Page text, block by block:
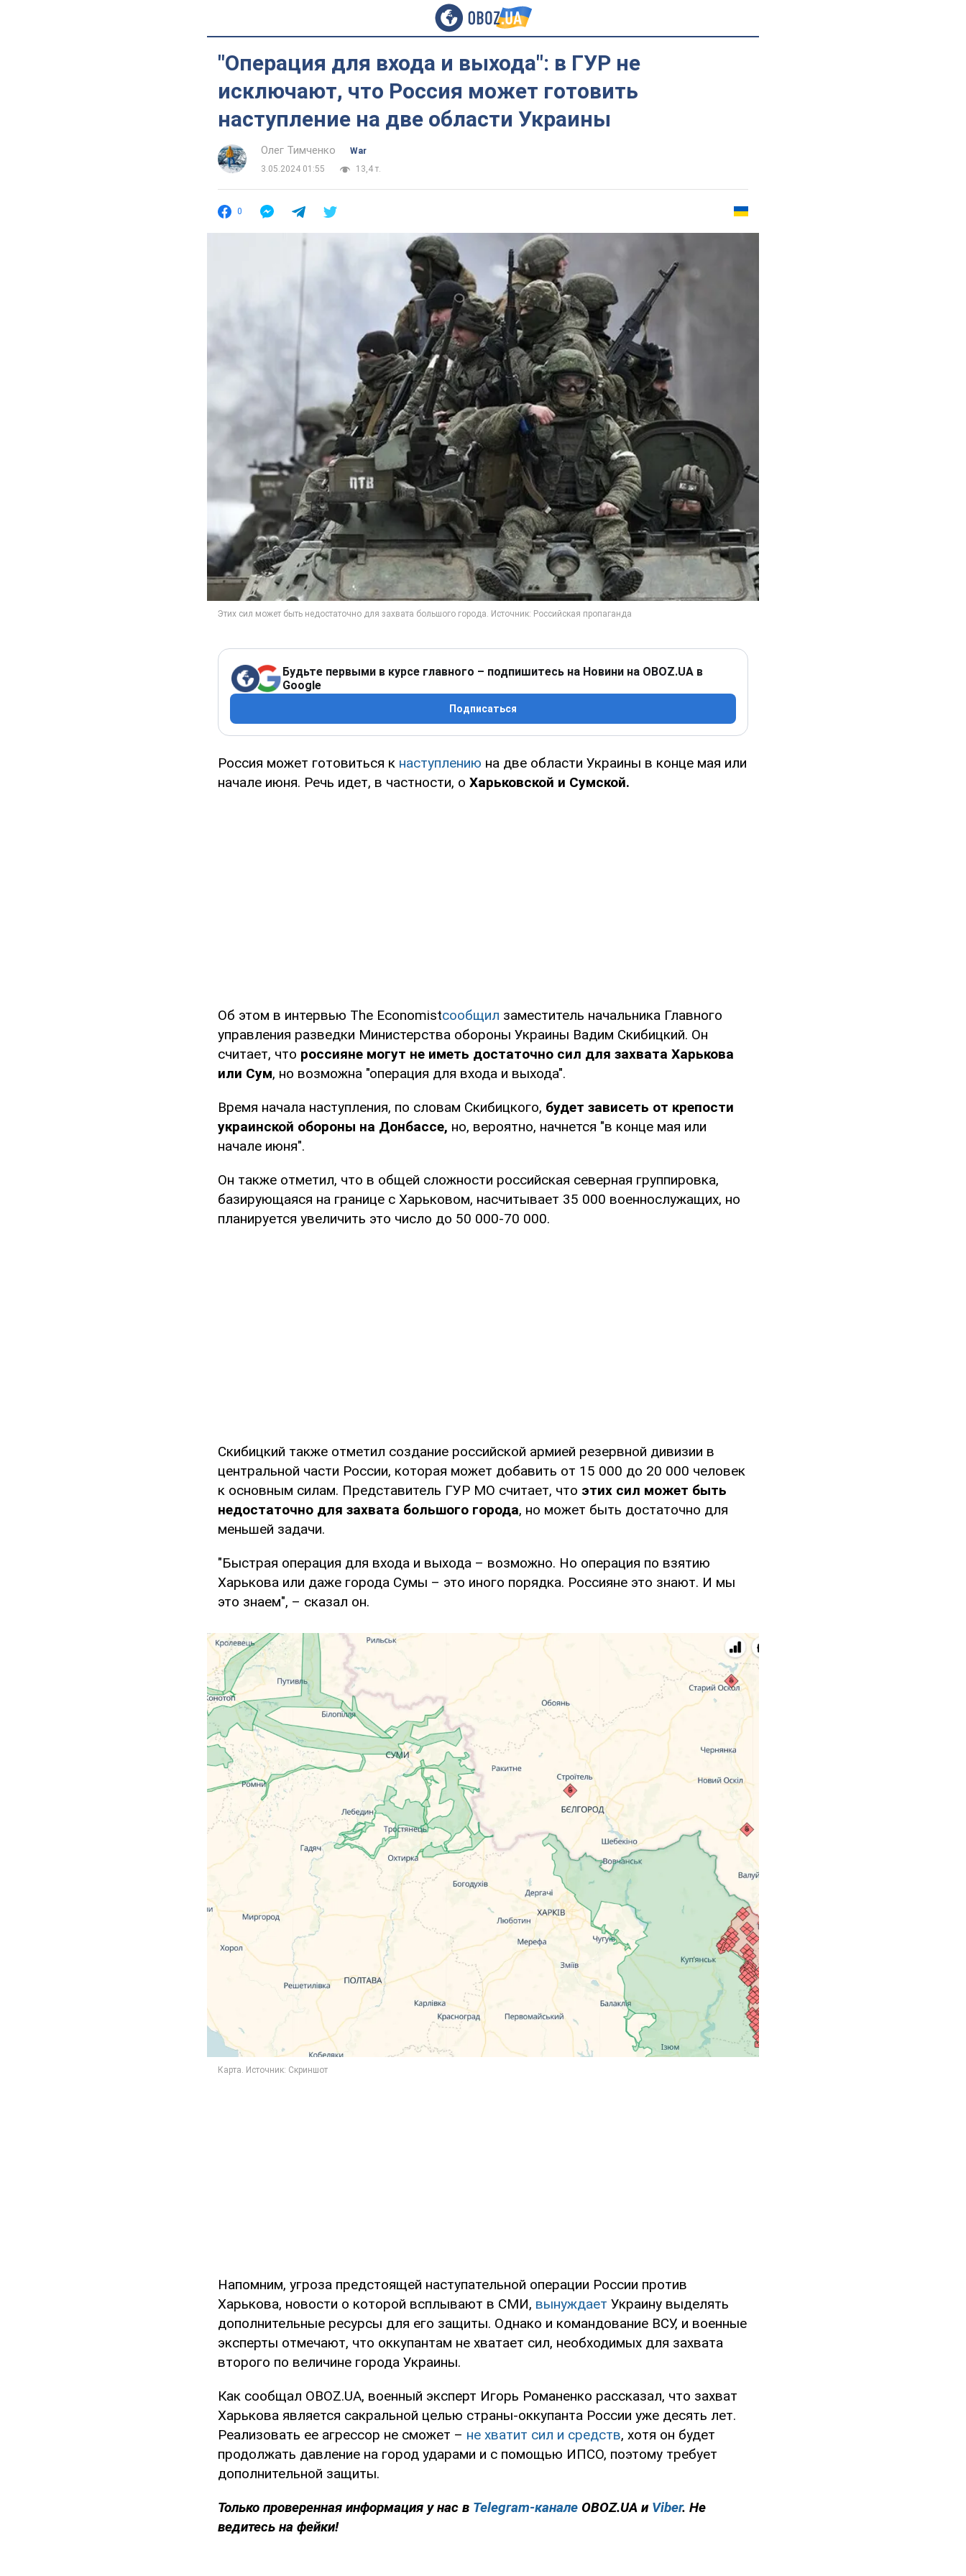
"Операция для входа и выхода": в ГУР не
исключают, что Россия может готовить
наступление на две области Украины
Олег Тимченко
War
3.05.2024 01:55
13,4 т.
0
Будьте первыми в курсе главного – подпишитесь на Новини на OBOZ.UA в
Google
Подписаться
Россия может готовиться к наступлению на две области Украины в конце мая или
начале июня. Речь идет, в частности, о Харьковской и Сумской.
Об этом в интервью The Economistсообщил заместитель начальника Главного
управления разведки Министерства обороны Украины Вадим Скибицкий. Он
считает, что россияне могут не иметь достаточно сил для захвата Харькова
или Сум, но возможна "операция для входа и выхода".
Время начала наступления, по словам Скибицкого, будет зависеть от крепости
украинской обороны на Донбассе, но, вероятно, начнется "в конце мая или
начале июня".
Он также отметил, что в общей сложности российская северная группировка,
базирующаяся на границе с Харьковом, насчитывает 35 000 военнослужащих, но
планируется увеличить это число до 50 000-70 000.
Скибицкий также отметил создание российской армией резервной дивизии в
центральной части России, которая может добавить от 15 000 до 20 000 человек
к основным силам. Представитель ГУР МО считает, что этих сил может быть
недостаточно для захвата большого города, но может быть достаточно для
меньшей задачи.
"Быстрая операция для входа и выхода – возможно. Но операция по взятию
Харькова или даже города Сумы – это иного порядка. Россияне это знают. И мы
это знаем", – сказал он.
Напомним, угроза предстоящей наступательной операции России против
Харькова, новости о которой всплывают в СМИ, вынуждает Украину выделять
дополнительные ресурсы для его защиты. Однако и командование ВСУ, и военные
эксперты отмечают, что оккупантам не хватает сил, необходимых для захвата
второго по величине города Украины.
Как сообщал OBOZ.UA, военный эксперт Игорь Романенко рассказал, что захват
Харькова является сакральной целью страны-оккупанта России уже десять лет.
Реализовать ее агрессор не сможет – не хватит сил и средств, хотя он будет
продолжать давление на город ударами и с помощью ИПСО, поэтому требует
дополнительной защиты.
Только проверенная информация у нас в Telegram-канале OBOZ.UA и Viber. Не
ведитесь на фейки!